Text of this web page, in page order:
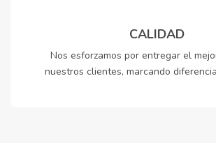
CALIDAD
Nos esforzamos por entregar el
nuestros clientes, marcando